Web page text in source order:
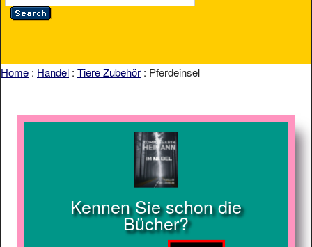
Home : Handel : Tiere Zubehör : Pferdeinsel
Kennen Sie schon die
Bücher?